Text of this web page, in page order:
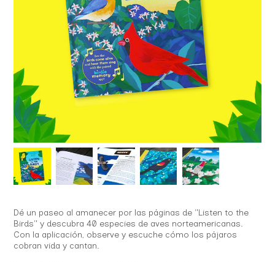
Dé un paseo al amanecer por las páginas de "Listen to the
Birds" y descubra 40 especies de aves norteamericanas.
Con la aplicación, observe y escuche cómo los pájaros
cobran vida y cantan.